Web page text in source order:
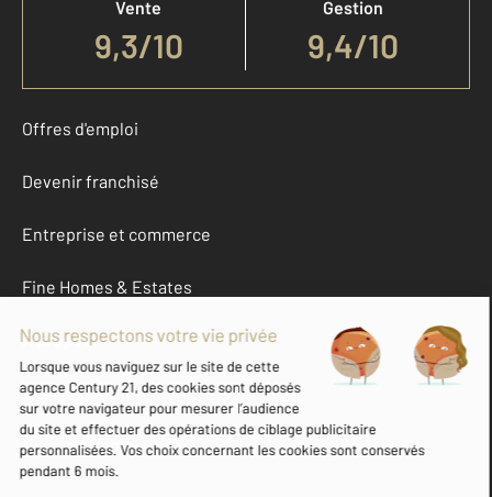
Vente
9,3/10
Gestion
9,4/10
Offres d'emploi
Devenir franchisé
Entreprise et commerce
Fine Homes & Estates
À propos
International
Nous contacter